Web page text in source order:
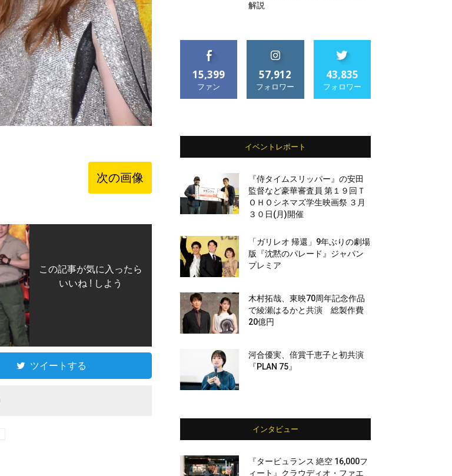
次の画像
この記事が気に入ったら
いいね ! しよう
ツイートする
解説
15,399
ファン
57,912
フォロワー
43,835
フォロワー
イベントレポート
『侍タイムスリッパー』の安田
監督など豪華審査員 第１９回Ｔ
ＯＨＯシネマズ学生映画祭 ３月
３０日(月)開催
「ガリレオ 帰還」9年ぶりの劇場
版『沈黙のパレード』ジャパン
プレミア
木村拓哉、東映70周年記念作品
で綾瀬はるかと共演 総製作費
20億円
河合優実、倍賞千恵子と初共演
『PLAN 75』
インタビュー
『タービュランス 絶空 16,000フ
ィート』クラウディオ・ファエ